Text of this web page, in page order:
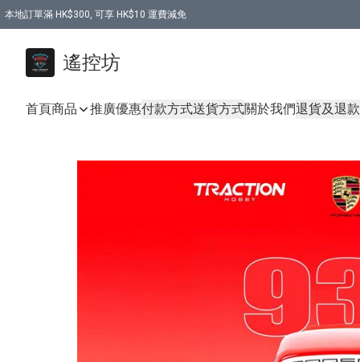
本地訂單滿 HK$300, 可享 HK$10 運費減免
遙控坊
首頁商品 推廣優惠付款方式送貨方式關於我們退貨及退